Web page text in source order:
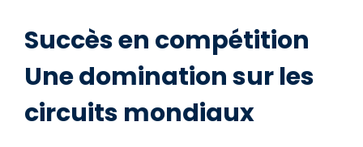
Succès en compétition
Une domination sur les
circuits mondiaux